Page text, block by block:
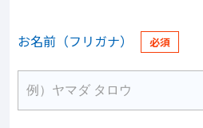
お名前（フリガナ）